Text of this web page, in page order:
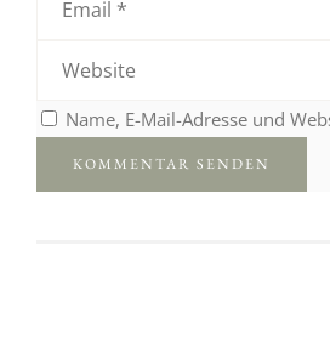
Name, E-Mail-Adresse und